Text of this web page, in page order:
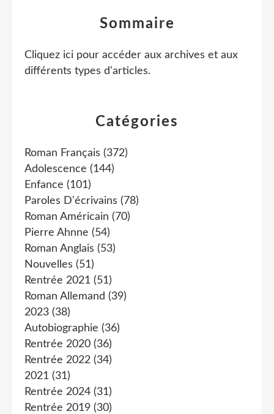
Catégories
Roman Français (372)
Adolescence (144)
Enfance (101)
Paroles D'écrivains (78)
Roman Américain (70)
Pierre Ahnne (54)
Roman Anglais (53)
Nouvelles (51)
Rentrée 2021 (51)
Roman Allemand (39)
2023 (38)
Autobiographie (36)
Rentrée 2020 (36)
Rentrée 2022 (34)
2021 (31)
Rentrée 2024 (31)
Rentrée 2019 (30)
Sommaire
Cliquez ici pour accéder aux archives et aux
différents types d'articles.